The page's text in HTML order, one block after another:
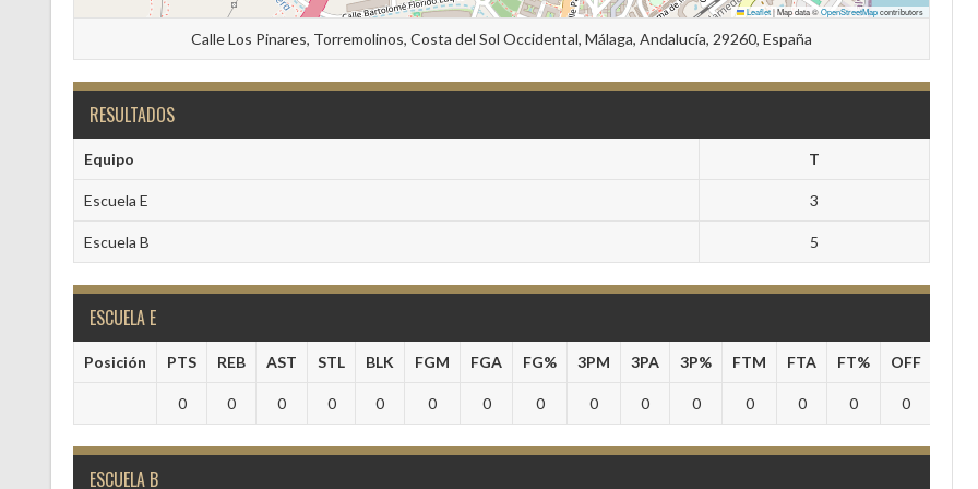
Leaflet|Map data ©OpenStreetMapcontributors
Calle Los Pinares, Torremolinos, Costa del Sol Occidental, Málaga, Andalucía, 29260, España
RESULTADOS
Equipo T
Escuela E 3
Escuela B 5
ESCUELA E
Posición PTS REB AST STL BLK FGM FGA FG% 3PM 3PA 3P% FTM FTA FT% OFF
0 0 0 0 0 0 0 0 0 0 0 0 0 0 0
ESCUELA B